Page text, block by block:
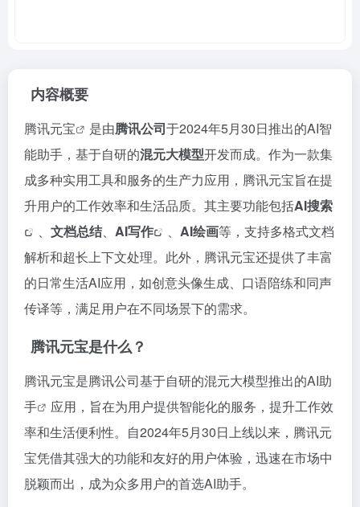
内容概要
腾讯元宝 是由腾讯公司于2024年5月30日推出的AI智
能助手，基于自研的混元大模型开发而成。作为一款集
成多种实用工具和服务的生产力应用，腾讯元宝旨在提
升用户的工作效率和生活品质。其主要功能包括AI搜索
、 文档总结、 AI写作 、 AI绘画等，支持多格式文档
解析和超长上下文处理。此外，腾讯元宝还提供了丰富
的日常生活AI应用，如创意头像生成、口语陪练和同声
传译等，满足用户在不同场景下的需求。
腾讯元宝是什么？
腾讯元宝是腾讯公司基于自研的混元大模型推出的AI助
手
应用，旨在为用户提供智能化的服务，提升工作效
率和生活便利性。自2024年5月30日上线以来，腾讯元
宝凭借其强大的功能和友好的用户体验，迅速在市场中
脱颖而出，成为众多用户的首选AI助手。